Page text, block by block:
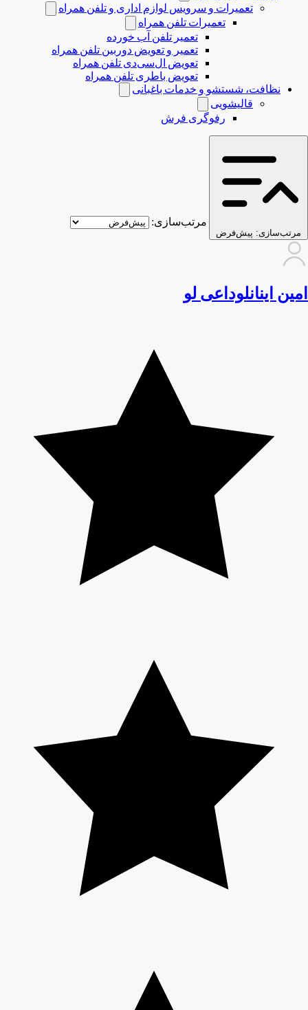
تعمیرات و سرویس لوازم اداری و تلفن همراه
تعمیرات تلفن همراه
تعمیر تلفن آب خورده
تعمیر و تعویض دوربین تلفن همراه
تعویض ال‌سی‌دی تلفن همراه
تعویض باطری تلفن همراه
نظافت، شستشو و خدمات باغبانی
قالیشویی
رفوگری فرش
مرتب‌سازی: پیش‌فرض
مرتب‌سازی:
امین اینانلوداعی لو